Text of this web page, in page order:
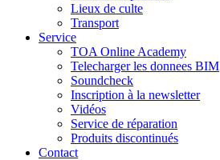
Lieux de culte
Transport
Service
TOA Online Academy
Telecharger les donnees BIM
Soundcheck
Inscription à la newsletter
Vidéos
Service de réparation
Produits discontinués
Contact